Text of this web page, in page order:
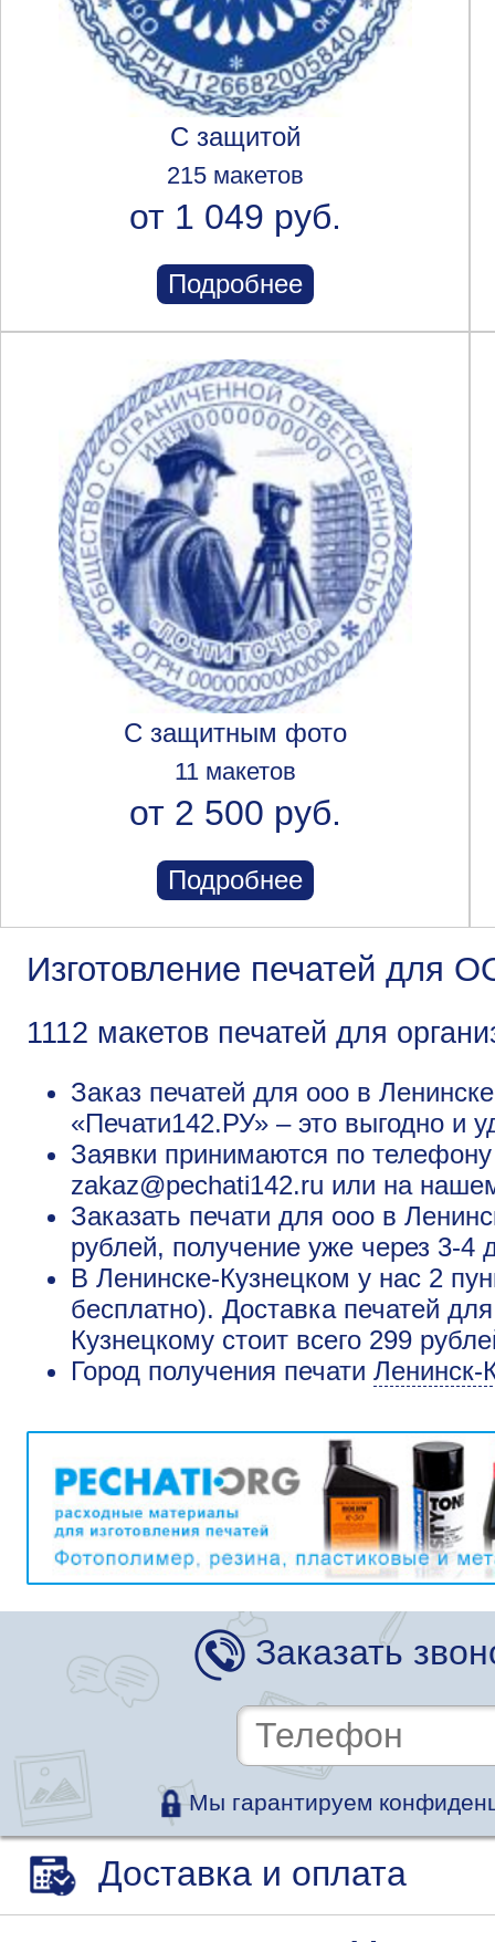
С защитой
215 макетов
от 1 049 руб.
Подробнее
С защитным фото
11 макетов
от 2 500 руб.
Подробнее
Изготовление печатей для
1112 макетов печатей для
Заказ печатей для ооо в
«Печати142.РУ» – это выгодно и
Заявки принимаются по
zakaz@pechati142.ru или на
Заказать печати для ооо в
рублей, получение уже через 3-4
В Ленинске-Кузнецком у нас 2
бесплатно). Доставка печатей
Кузнецкому стоит всего 299
Город получения печати Ленинск-
Заказать
Мы гарантируем
Доставка и оплата